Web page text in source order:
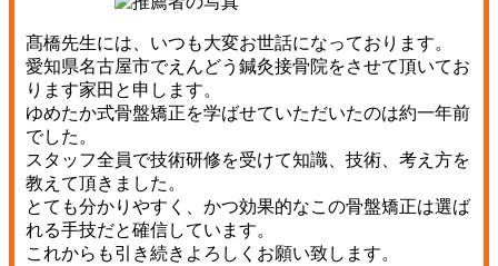
髙橋先生には、いつも大変お世話になっております。
愛知県名古屋市でえんどう鍼灸接骨院をさせて頂いてお
ります家田と申します。
ゆめたか式骨盤矯正を学ばせていただいたのは約一年前
でした。
スタッフ全員で技術研修を受けて知識、技術、考え方を
教えて頂きました。
とても分かりやすく、かつ効果的なこの骨盤矯正は選ば
れる手技だと確信しています。
これからも引き続きよろしくお願い致します。